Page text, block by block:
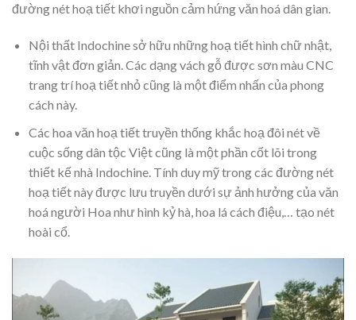
đường nét hoạ tiết khơi nguồn cảm hứng văn hoá dân gian.
Nội thất Indochine sở hữu những hoạ tiết hình chữ nhật,
tĩnh vật đơn giản. Các dạng vách gỗ được sơn màu CNC
trang trí hoạ tiết nhỏ cũng là một điểm nhấn của phong
cách này.
Các hoa văn hoạ tiết truyền thống khắc hoạ đôi nét về
cuộc sống dân tộc Việt cũng là một phần cốt lõi trong
thiết kế nhà Indochine. Tính duy mỹ trong các đường nét
hoạ tiết này được lưu truyền dưới sự ảnh hưởng của văn
hoá người Hoa như hình kỷ hà, hoa lá cách điệu,… tạo nét
hoài cổ.